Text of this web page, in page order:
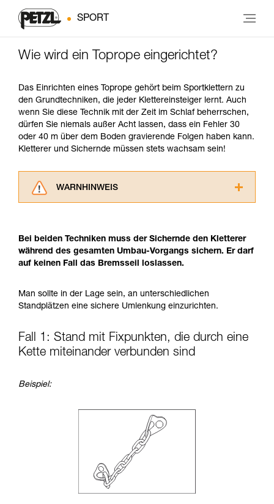
SPORT
Wie wird ein Toprope eingerichtet?
Das Einrichten eines Toprope gehört beim Sportklettern zu
den Grundtechniken, die jeder Klettereinsteiger lernt. Auch
wenn Sie diese Technik mit der Zeit im Schlaf beherrschen,
dürfen Sie niemals außer Acht lassen, dass ein Fehler 30
oder 40 m über dem Boden gravierende Folgen haben kann.
Kletterer und Sichernde müssen stets wachsam sein!
WARNHINWEIS
aufmerksam durch, bevor Sie diesen zu Rate
ziehen. Um diese Zusatzinformationen
verstehen zu können, müssen Sie zuerst die in
Die Beherrschung dieser Techniken setzt eine
entsprechende Ausbildung und ein spezielles
einem Profi, ob Sie in der Lage sind, den
Vorgang alleine sicher zu wiederholen, bevor
Sie ihn eigenständig durchführen.
Bei beiden Techniken muss der Sichernde den Kletterer
während des gesamten Umbau-Vorgangs sichern. Er darf
auf keinen Fall das Bremsseil loslassen.
Man sollte in der Lage sein, an unterschiedlichen
Standplätzen eine sichere Umlenkung einzurichten.
Fall 1: Stand mit Fixpunkten, die durch eine
Kette miteinander verbunden sind
Beispiel: